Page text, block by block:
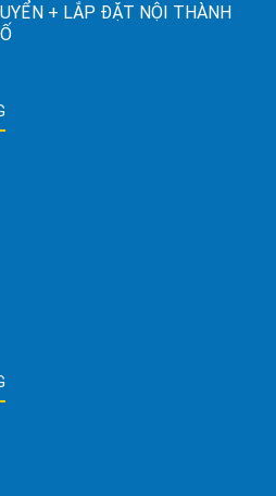
+ LẮP ĐẶT NỘI THÀNH